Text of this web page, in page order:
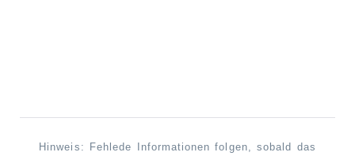
Hinweis: Fehlede Informationen folgen, sobald das